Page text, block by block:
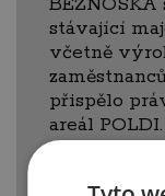
stávající
včetně
přispělo
areál
ve